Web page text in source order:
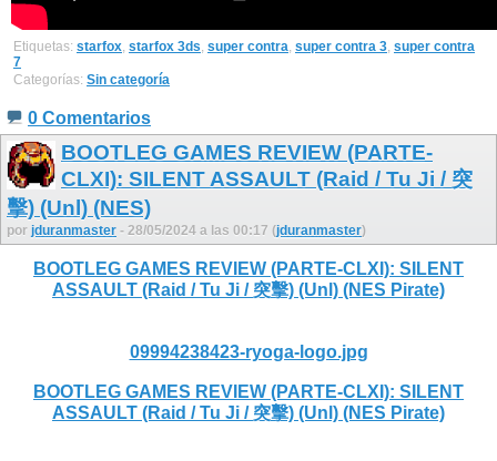
Etiquetas: starfox starfox 3ds super contra super contra 3 super contra
7
Categorías: Sin categoría
0 Comentarios
BOOTLEG GAMES REVIEW (PARTE-
CLXI): SILENT ASSAULT (Raid / Tu Ji / 突
擊) (Unl) (NES)
por jduranmaster - 28/05/2024 a las 00:17 (jduranmaster)
BOOTLEG GAMES REVIEW (PARTE-CLXI): SILENT
ASSAULT (Raid / Tu Ji / 突擊) (Unl) (NES Pirate)
09994238423-ryoga-logo.jpg
BOOTLEG GAMES REVIEW (PARTE-CLXI): SILENT
ASSAULT (Raid / Tu Ji / 突擊) (Unl) (NES Pirate)